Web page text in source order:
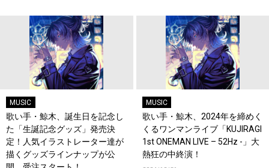
MUSIC
歌い手・鯨木、誕生日を記念し
た「生誕記念グッズ」発売決
定！人気イラストレーター達が
描くグッズラインナップが公
MUSIC
歌い手・鯨木、2024年を締めく
くるワンマンライブ「KUJIRAGI
1st ONEMAN LIVE – 52Hz -」大
熱狂の中終演！